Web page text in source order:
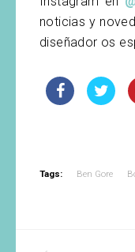
noticias y
diseñador os
Tags: Ben Gore